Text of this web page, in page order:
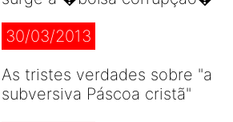
30/03/2013
As tristes verdades sobre "a
subversiva Páscoa cristã"